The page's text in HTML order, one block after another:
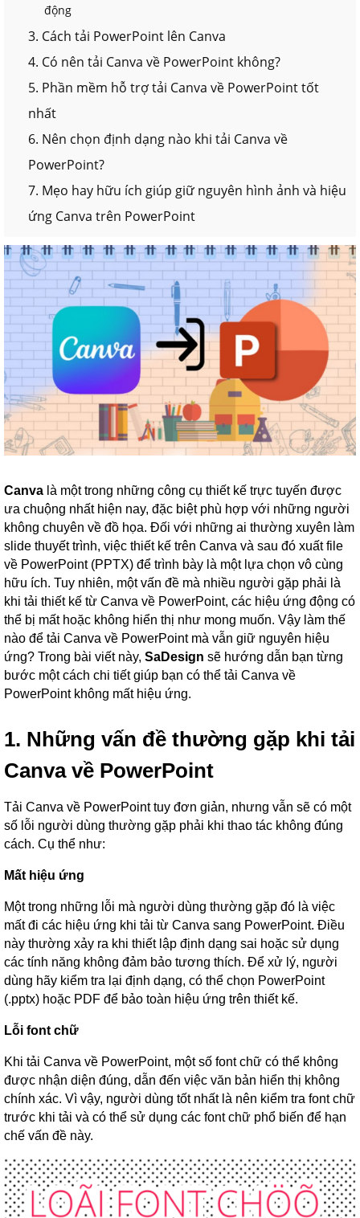
động
3. Cách tải PowerPoint lên Canva
4. Có nên tải Canva về PowerPoint không?
5. Phần mềm hỗ trợ tải Canva về PowerPoint tốt
nhất
6. Nên chọn định dạng nào khi tải Canva về
PowerPoint?
7. Mẹo hay hữu ích giúp giữ nguyên hình ảnh và hiệu
ứng Canva trên PowerPoint
Canva là một trong những công cụ thiết kế trực tuyến được
ưa chuộng nhất hiện nay, đặc biệt phù hợp với những người
không chuyên về đồ họa. Đối với những ai thường xuyên làm
slide thuyết trình, việc thiết kế trên Canva và sau đó xuất file
về PowerPoint (PPTX) để trình bày là một lựa chọn vô cùng
hữu ích. Tuy nhiên, một vấn đề mà nhiều người gặp phải là
khi tải thiết kế từ Canva về PowerPoint, các hiệu ứng động có
thể bị mất hoặc không hiển thị như mong muốn. Vậy làm thế
nào để tải Canva về PowerPoint mà vẫn giữ nguyên hiệu
ứng? Trong bài viết này, SaDesign sẽ hướng dẫn bạn từng
bước một cách chi tiết giúp bạn có thể tải Canva về
PowerPoint không mất hiệu ứng.
1. Những vấn đề thường gặp khi tải
Canva về PowerPoint
Tải Canva về PowerPoint tuy đơn giản, nhưng vẫn sẽ có một
số lỗi người dùng thường gặp phải khi thao tác không đúng
cách. Cụ thể như:
Mất hiệu ứng
Một trong những lỗi mà người dùng thường gặp đó là việc
mất đi các hiệu ứng khi tải từ Canva sang PowerPoint. Điều
này thường xảy ra khi thiết lập định dạng sai hoặc sử dụng
các tính năng không đảm bảo tương thích. Để xử lý, người
dùng hãy kiểm tra lại định dạng, có thể chọn PowerPoint
(.pptx) hoặc PDF để bảo toàn hiệu ứng trên thiết kế.
Lỗi font chữ
Khi tải Canva về PowerPoint, một số font chữ có thể không
được nhận diện đúng, dẫn đến việc văn bản hiển thị không
chính xác. Vì vậy, người dùng tốt nhất là nên kiểm tra font chữ
trước khi tải và có thể sử dụng các font chữ phổ biến để hạn
chế vấn đề này.